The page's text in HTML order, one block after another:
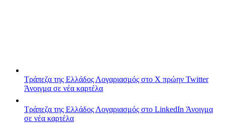
Τράπεζα της Ελλάδος Λογαριασμός στο X πρώην Twitter
Άνοιγμα σε νέα καρτέλα
Τράπεζα της Ελλάδος Λογαριασμός στο LinkedIn Άνοιγμα
σε νέα καρτέλα